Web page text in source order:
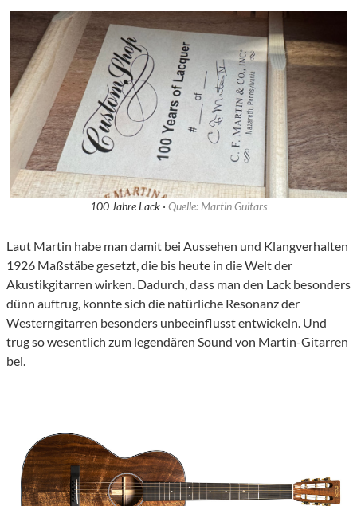
100 Jahre Lack · Quelle: Martin Guitars
Laut Martin habe man damit bei Aussehen und Klangverhalten
1926 Maßstäbe gesetzt, die bis heute in die Welt der
Akustikgitarren wirken. Dadurch, dass man den Lack besonders
dünn auftrug, konnte sich die natürliche Resonanz der
Westerngitarren besonders unbeeinflusst entwickeln. Und
trug so wesentlich zum legendären Sound von Martin-Gitarren
bei.